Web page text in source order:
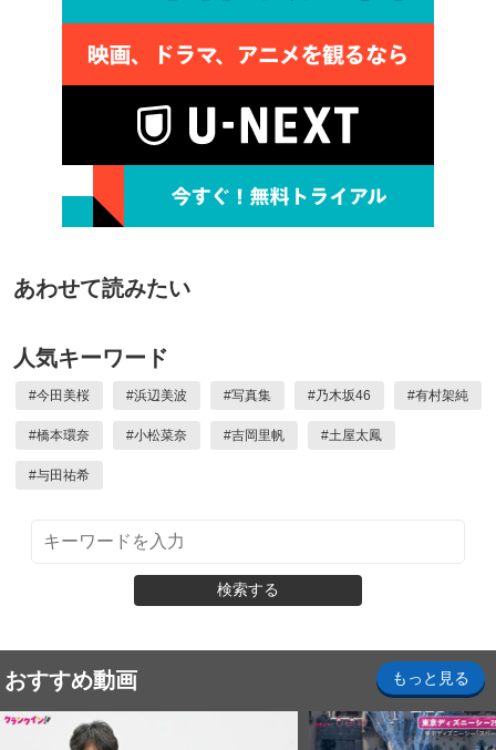
あわせて読みたい
人気キーワード
#今田美桜 #浜辺美波 #写真集 #乃木坂46 #有村架純
#橋本環奈 #小松菜奈 #吉岡里帆 #土屋太鳳
#与田祐希
検索する
おすすめ動画 もっと見る